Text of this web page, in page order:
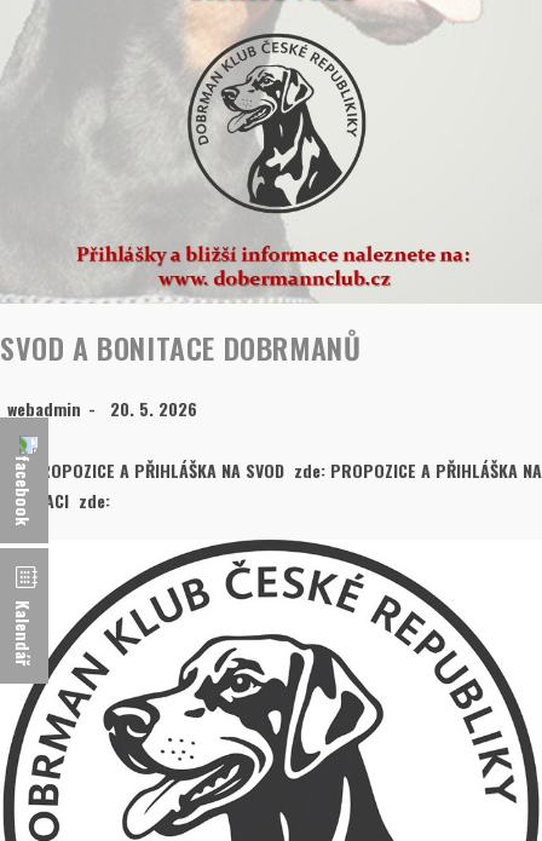
SVOD A BONITACE DOBRMANŮ
webadmin 20. 5. 2026
PROPOZICE A PŘIHLÁŠKA NA SVOD zde: PROPOZICE A PŘIHLÁŠKA NA
BONITACI zde:
Kalendář